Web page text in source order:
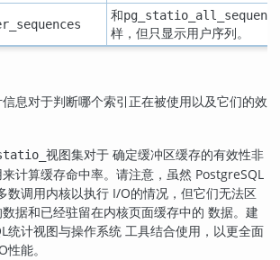
和
样，但只显示用户序列。
息对于判断哪个索引正在被使用以及它们的效
视图集对于 确定缓冲区缓存的有效性非
计算缓存命中率。请注意，虽然 PostgreSQL
数调用内核以执行 I/O的情况，但它们无法区
据和已经驻留在内核页面缓存中的 数据。建
统计视图与操作系统 工具结合使用，以更全面
能。